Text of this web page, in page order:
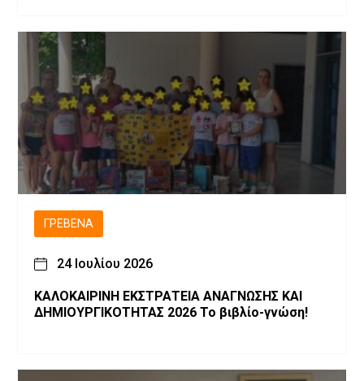
ΓΡΕΒΕΝΆ
24 Ιουλίου 2026
ΚΑΛΟΚΑΙΡΙΝΗ ΕΚΣΤΡΑΤΕΙΑ ΑΝΑΓΝΩΣΗΣ ΚΑΙ
ΔΗΜΙΟΥΡΓΙΚΟΤΗΤΑΣ 2026 Το βιβλίο-γνώση!